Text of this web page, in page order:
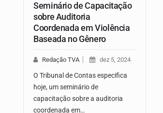
Seminário de Capacitação
sobre Auditoria
Coordenada em Violência
Baseada no Gênero
Redação TVA dez 5, 2024
O Tribunal de Contas especifica
hoje, um seminário de
capacitação sobre a auditoria
coordenada em…